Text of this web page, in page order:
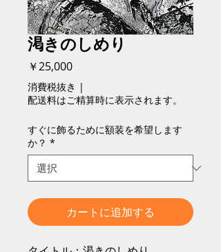
渇きのしめり
￥25,000価
格
消費税抜き |
配送料はご精算時に表示されます。
すぐに飾るために額装を希望します
か？ *
カートに追加する